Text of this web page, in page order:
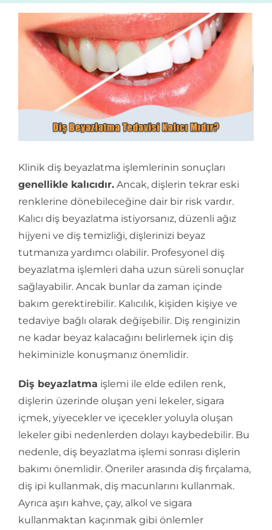
İletişim
Klinik diş beyazlatma işlemlerinin sonuçları
genellikle kalıcıdır.Ancak, dişlerin tekrar eski
renklerine dönebileceğine dair bir risk vardır.
Kalıcı diş beyazlatma istiyorsanız, düzenli ağız
hijyeni ve diş temizliği, dişlerinizi beyaz
tutmanıza yardımcı olabilir. Profesyonel diş
beyazlatma işlemleri daha uzun süreli sonuçlar
sağlayabilir. Ancak bunlar da zaman içinde
bakım gerektirebilir. Kalıcılık, kişiden kişiye ve
tedaviye bağlı olarak değişebilir. Diş renginizin
ne kadar beyaz kalacağını belirlemek için diş
hekiminizle konuşmanız önemlidir.
Diş beyazlatma işlemi ile elde edilen renk,
dişlerin üzerinde oluşan yeni lekeler, sigara
içmek, yiyecekler ve içecekler yoluyla oluşan
lekeler gibi nedenlerden dolayı kaybedebilir. Bu
nedenle, diş beyazlatma işlemi sonrası dişlerin
bakımı önemlidir. Öneriler arasında diş fırçalama,
diş ipi kullanmak, diş macunlarını kullanmak.
Ayrıca aşırı kahve, çay, alkol ve sigara
kullanmaktan kaçınmak gibi önlemler